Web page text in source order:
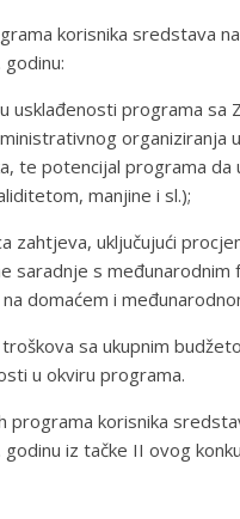
korisnika sredstava
programa sa
organiziranja
te potencijal programa da
manjine i sl.);
uključujući
s međunarodnim
domaćem i
sa ukupnim
u okviru programa.
korisnika
iz tačke II ovog